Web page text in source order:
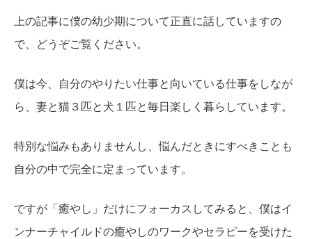
上の記事に僕の幼少期について正直に話していますの
で、どうぞご覧ください。
僕は今、自分のやりたい仕事と向いている仕事をしなが
ら、妻と猫３匹と犬１匹と毎日楽しく暮らしています。
特別な悩みもありませんし、悩んだときにすべきことも
自分の中で完全に定まっています。
ですが「癒やし」だけにフォーカスしてみると、僕はイ
ンナーチャイルドの癒やしのワークやセラピーを受けた